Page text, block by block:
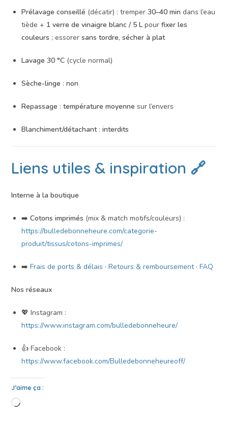
Prélavage conseillé (décatir) : tremper30–40 min dans l’eau
tiède + 1 verre de vinaigre blanc / 5 L pourfixer les
couleurs ; essorersans tordre,sécher à plat
Lavage 30 °C (cycle normal)
Sèche-linge :non
Repassage :température moyenne sur l’envers
Blanchiment/détachant:interdits
Liens utiles & inspiration 🔗
Interne à la boutique
➡️Cotons imprimés (mix & match motifs/couleurs) :
https://bulledebonneheure.com/categorie-
produit/tissus/cotons-imprimes/
➡️Frais de ports & délais ·Retours & remboursement·FAQ
Nos réseaux
💖 Instagram :
https://www.instagram.com/bulledebonneheure/
👍 Facebook :
https://www.facebook.com/Bulledebonneheureoff/
J’aime ça :